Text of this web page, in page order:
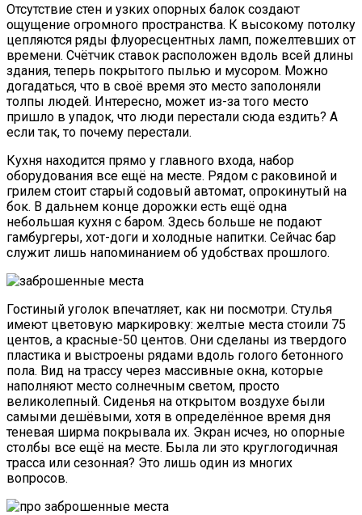
Отсутствие стен и узких опорных балок создают
ощущение огромного пространства. К высокому потолку
цепляются ряды флуоресцентных ламп, пожелтевших от
времени. Счётчик ставок расположен вдоль всей длины
здания, теперь покрытого пылью и мусором. Можно
догадаться, что в своё время это место заполоняли
толпы людей. Интересно, может из-за того место
пришло в упадок, что люди перестали сюда ездить? А
если так, то почему перестали.
Кухня находится прямо у главного входа, набор
оборудования все ещё на месте. Рядом с раковиной и
грилем стоит старый содовый автомат, опрокинутый на
бок. В дальнем конце дорожки есть ещё одна
небольшая кухня с баром. Здесь больше не подают
гамбургеры, хот-доги и холодные напитки. Сейчас бар
служит лишь напоминанием об удобствах прошлого.
Гостиный уголок впечатляет, как ни посмотри. Стулья
имеют цветовую маркировку: желтые места стоили 75
центов, а красные-50 центов. Они сделаны из твердого
пластика и выстроены рядами вдоль голого бетонного
пола. Вид на трассу через массивные окна, которые
наполняют место солнечным светом, просто
великолепный. Сиденья на открытом воздухе были
самыми дешёвыми, хотя в определённое время дня
теневая ширма покрывала их. Экран исчез, но опорные
столбы все ещё на месте. Была ли это круглогодичная
трасса или сезонная? Это лишь один из многих
вопросов.